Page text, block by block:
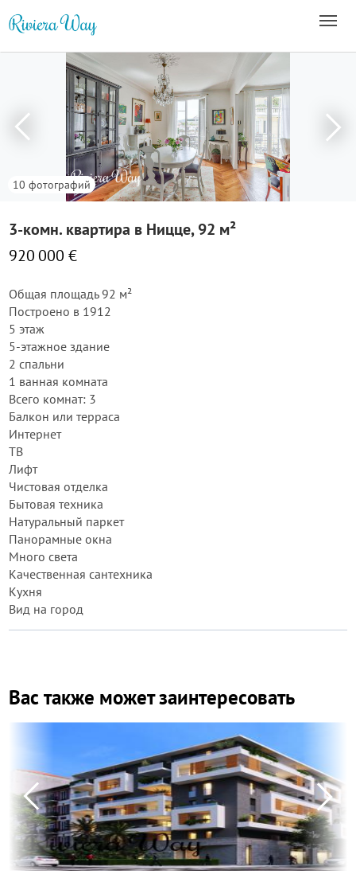
10 фотографий
3-комн. квартира в Ницце, 92 м²
920 000 €
Общая площадь 92 м²
Построено в 1912
5 этаж
5-этажное здание
2 спальни
1 ванная комната
Всего комнат: 3
Балкон или терраса
Интернет
ТВ
Лифт
Чистовая отделка
Бытовая техника
Натуральный паркет
Панорамные окна
Много света
Качественная сантехника
Кухня
Вид на город
Вас также может заинтересовать